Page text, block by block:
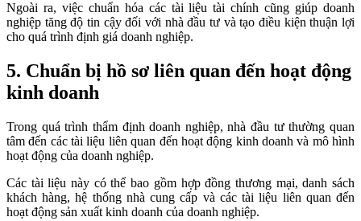
Ngoài ra, việc chuẩn hóa các tài liệu tài chính cũng giúp doanh
nghiệp tăng độ tin cậy đối với nhà đầu tư và tạo điều kiện thuận lợi
cho quá trình định giá doanh nghiệp.
5. Chuẩn bị hồ sơ liên quan đến hoạt động
kinh doanh
Trong quá trình thẩm định doanh nghiệp, nhà đầu tư thường quan
tâm đến các tài liệu liên quan đến hoạt động kinh doanh và mô hình
hoạt động của doanh nghiệp.
Các tài liệu này có thể bao gồm hợp đồng thương mại, danh sách
khách hàng, hệ thống nhà cung cấp và các tài liệu liên quan đến
hoạt động sản xuất kinh doanh của doanh nghiệp.